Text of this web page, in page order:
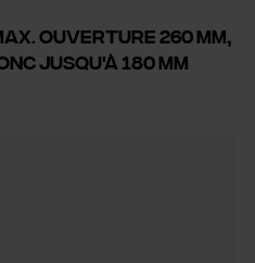
Ouverture 260 mm,
jusqu'à 180 mm